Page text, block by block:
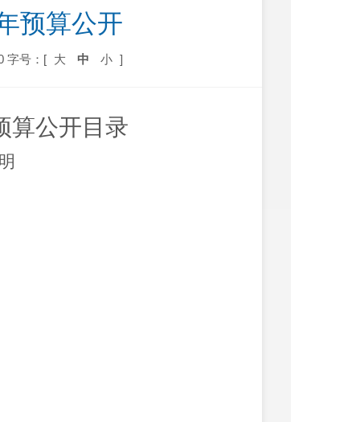
预算公开
字号：[ 大 中 小 ]
算公开目录